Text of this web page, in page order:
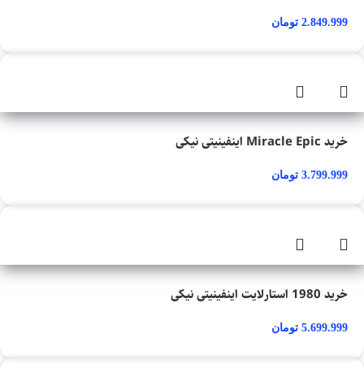
2.849.999 تومان
خرید Miracle Epic اینفینیتی نیکی
3.799.999 تومان
خرید 1980 استارلایت اینفینیتی نیکی
5.699.999 تومان